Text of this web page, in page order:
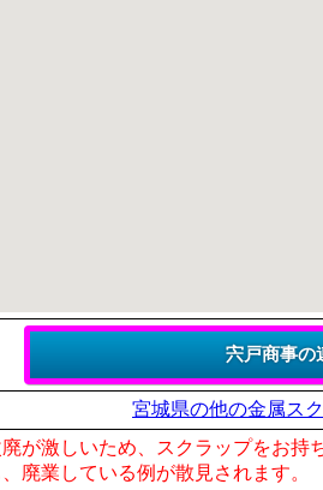
宮城県の他の金属ス
が激しいため、スクラップをお持
廃業している例が散見されます。